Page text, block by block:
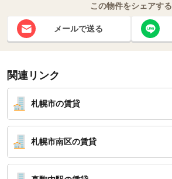
この物件をシェアする
メールで送る
関連リンク
札幌市の賃貸
札幌市南区の賃貸